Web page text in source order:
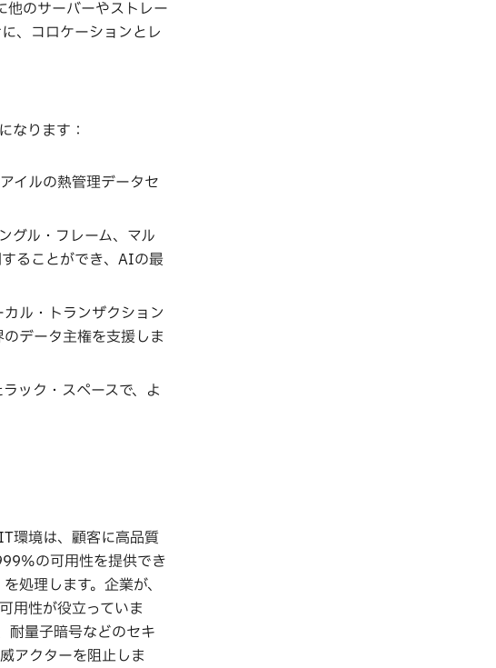
他のサーバーやストレー
、コロケーションとレ
なります：
イルの熱管理データセ
グル・フレーム、マル
ることができ、AIの最
ル・トランザクション
データ主権を支援しま
ック・スペースで、よ
環境は、顧客に高品質
の可用性を提供でき
処理します。企業が、
用性が役立っていま
耐量子暗号などのセキ
アクターを阻止しま